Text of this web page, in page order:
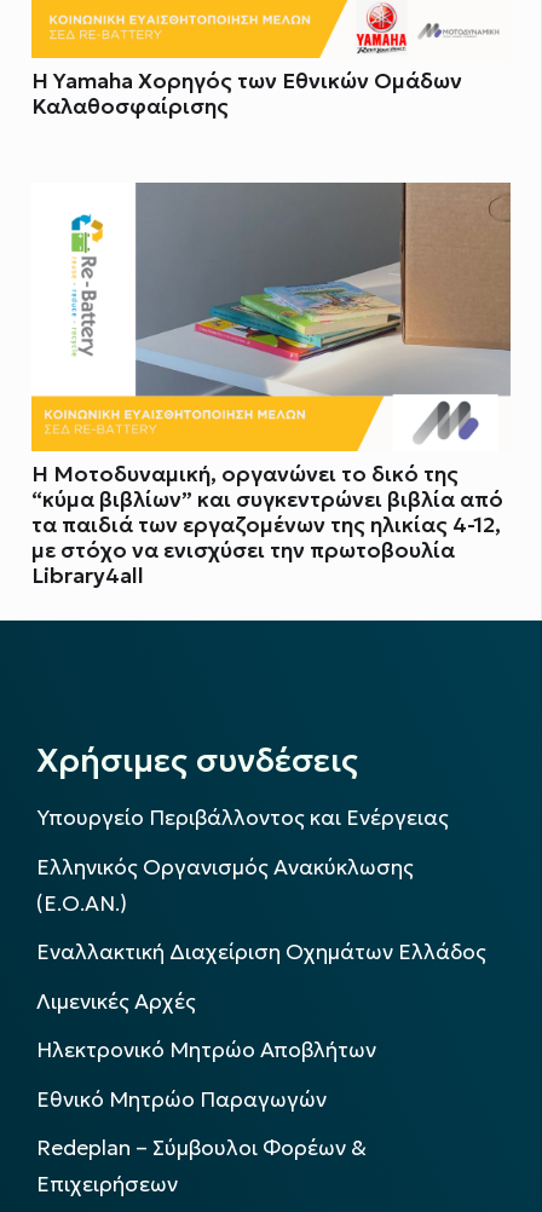
Η Yamaha Χορηγός των Εθνικών Ομάδων
Καλαθοσφαίρισης
Η Μοτοδυναμική, οργανώνει το δικό της
“κύμα βιβλίων” και συγκεντρώνει βιβλία από
τα παιδιά των εργαζομένων της ηλικίας 4-12,
με στόχο να ενισχύσει την πρωτοβουλία
Library4all
Χρήσιμες συνδέσεις
Υπουργείο Περιβάλλοντος και Ενέργειας
Ελληνικός Οργανισμός Ανακύκλωσης
(Ε.Ο.ΑΝ.)
Εναλλακτική Διαχείριση Οχημάτων Ελλάδος
Λιμενικές Αρχές
Ηλεκτρονικό Μητρώο Αποβλήτων
Εθνικό Μητρώο Παραγωγών
Redeplan – Σύμβουλοι Φορέων &
Επιχειρήσεων